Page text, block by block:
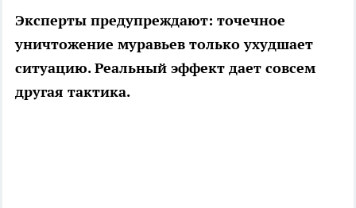
Эксперты предупреждают: точечное
уничтожение муравьев только ухудшает
ситуацию. Реальный эффект дает совсем
другая тактика.